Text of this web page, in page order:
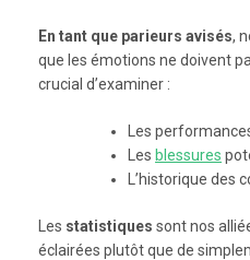
En tant que parieurs avisés,
que les émotions ne doivent
crucial d’examiner :
Les
Les blessures
L’historique des
Les statistiques sont nos
éclairées plutôt que de